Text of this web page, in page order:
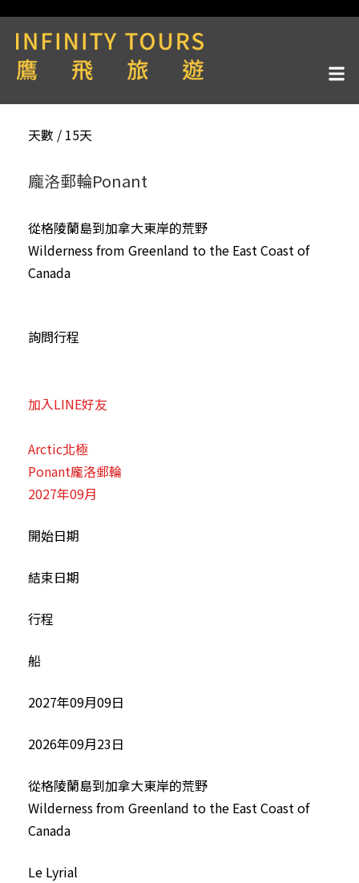
天數 / 15天
龐洛郵輪Ponant
從格陵蘭島到加拿大東岸的荒野
Wilderness from Greenland to the East Coast of
Canada
詢問行程
加入LINE好友
Arctic北極
Ponant龐洛郵輪
2027年09月
開始日期
結束日期
行程
船
2027年09月09日
2026年09月23日
從格陵蘭島到加拿大東岸的荒野
Wilderness from Greenland to the East Coast of
Canada
Le Lyrial